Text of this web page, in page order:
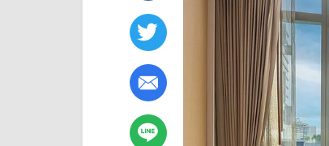
แพ็กเกจสำหรับผู้ประกอบการ
หาร้านร่วมรายการ